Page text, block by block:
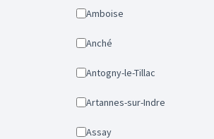
Amboise
Anché
Antogny-le-Tillac
Artannes-sur-Indre
Assay